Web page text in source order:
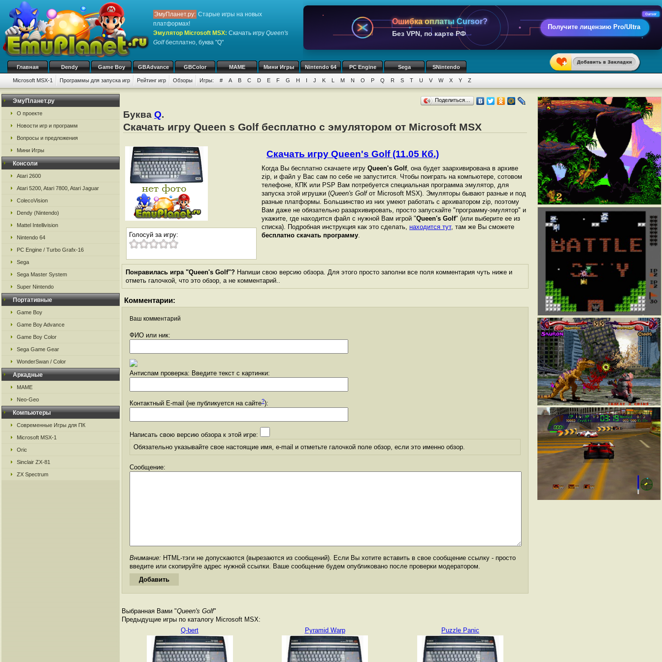
ЭмуПланет.ру: Старые игры на новых
платформах!
Эмулятор Microsoft MSX: Скачать игру Queen's
Golfбесплатно, буква "Q"
Ошибка оплаты Cursor?
Без VPN, по карте РФ
Получите лицензию Pro/Ultra
Cursor
Главная Dendy Game Boy GBAdvance GBColor MAME Мини Игры Nintendo 64 PC Engine Sega SNintendo
Microsoft MSX-1 Программы для запуска игр Рейтинг игр Обзоры Игры: # A B C D E F G H I J K L M N O P Q R S T U V W X Y Z
ЭмуПланет.ру
О проекте
Новости игр и программ
Вопросы и предложения
Мини Игры
Консоли
Atari 2600
Atari 5200, Atari 7800, Atari Jaguar
ColecoVision
Dendy (Nintendo)
Mattel Intellivision
Nintendo 64
PC Engine / Turbo Grafx-16
Sega
Sega Master System
Super Nintendo
Портативные
Game Boy
Game Boy Advance
Game Boy Color
Sega Game Gear
WonderSwan / Color
Аркадные
MAME
Neo-Geo
Компьютеры
Современные Игры для ПК
Microsoft MSX-1
Oric
Sinclair ZX-81
ZX Spectrum
Поделиться…
Буква Q.
Скачать игру Queen s Golf бесплатно с эмулятором от Microsoft MSX
Голосуй за игру:
Скачать игру Queen's Golf (11.05 Кб.)
Когда Вы бесплатно скачаете игру Queen's Golf, она будет заархивирована в архиве
zip, и файл у Вас сам по себе не запустится. Чтобы поиграть на компьютере, сотовом
телефоне, КПК или PSP Вам потребуется специальная программа эмулятор, для
запуска этой игрушки (Queen's Golfот Microsoft MSX). Эмуляторы бывают разные и под
разные платформы. Большинство из них умеют работать с архиватором zip, поэтому
Вам даже не обязательно разархивировать, просто запускайте "программу-эмулятор" и
укажите, где находится файл с нужной Вам игрой "Queen's Golf" (или выберите ее из
списка). Подробная инструкция как это сделать, находится тут, там же Вы сможете
бесплатно скачать программу.
Понравилась игра "Queen's Golf"? Напиши свою версию обзора. Для этого просто заполни все поля комментария чуть ниже и
отметь галочкой, что это обзор, а не комментарий..
Комментарии:
Ваш комментарий
ФИО или ник:
Антиспам проверка: Введите текст с картинки:
Контактный E-mail (не публикуется на сайте?):
Написать свою версию обзора к этой игре:
Обязательно указывайте свое настоящие имя, e-mail и отметьте галочкой поле обзор, если это именно обзор.
Сообщение:
Внимание: HTML-тэги не допускаются (вырезаются из сообщений). Если Вы хотите вставить в свое сообщение ссылку - просто
введите или скопируйте адрес нужной ссылки. Ваше сообщение будем опубликовано после проверки модератором.
Выбранная Вами "Queen's Golf"
Предыдущие игры по каталогу Microsoft MSX:
Q-bert
Pyramid Warp Puzzle Panic